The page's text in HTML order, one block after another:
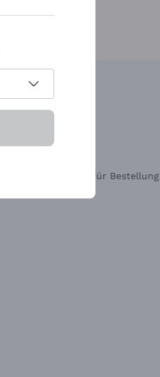
Brauchen Sie Hilfe?
Widerrufsformular für Bestellung